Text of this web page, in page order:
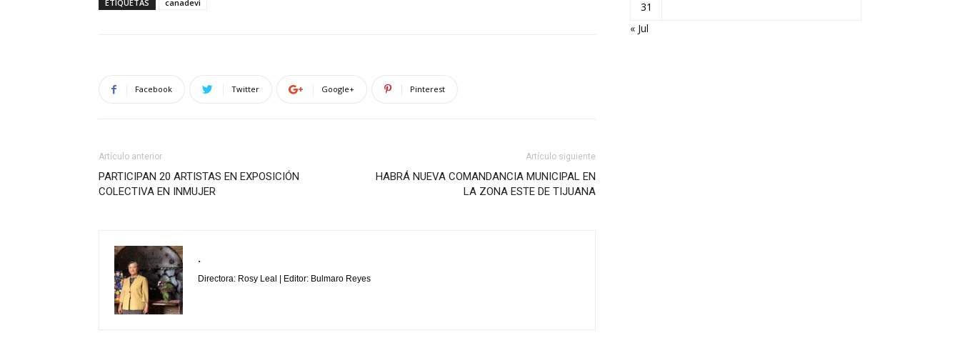
ETIQUETAS canadevi
Facebook Twitter Google+ Pinterest
Artículo anterior
PARTICIPAN 20 ARTISTAS EN EXPOSICIÓN
COLECTIVA EN INMUJER
Artículo siguiente
HABRÁ NUEVA COMANDANCIA MUNICIPAL EN
LA ZONA ESTE DE TIJUANA
.
Directora: Rosy Leal | Editor: Bulmaro Reyes
31
« Jul